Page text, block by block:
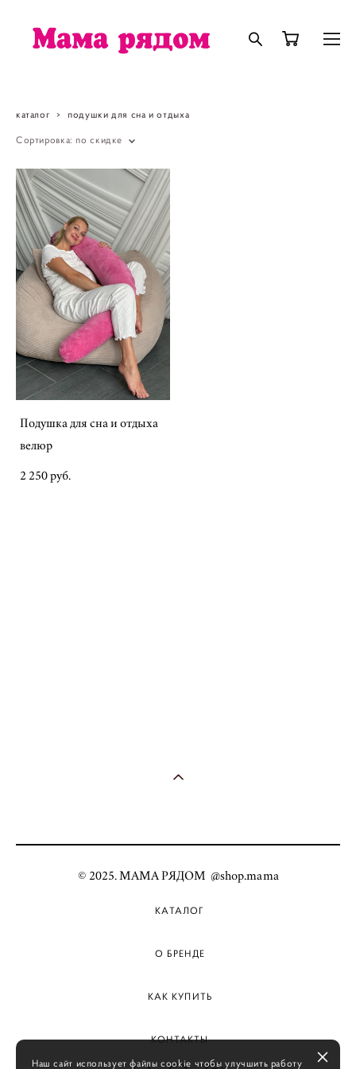
каталог > подушки для сна и отдыха
Сортировка: по скидке
Подушка для сна и отдыха
велюр
2 250 pуб.
© 2025. МАМА РЯДОМ @shop.mama
КАТАЛОГ
О БРЕНДЕ
КАК КУПИТЬ
КОНТАКТЫ
Наш сайт использует файлы cookie чтобы улучшить работу